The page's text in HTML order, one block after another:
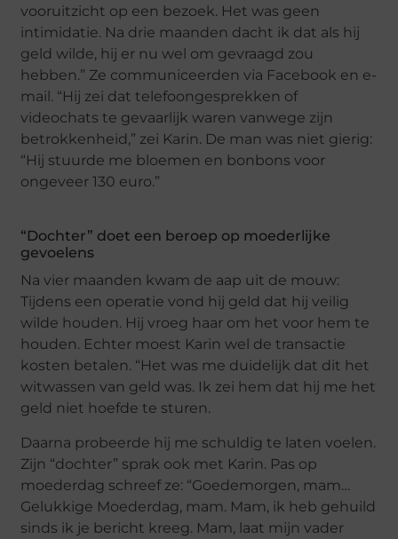
vooruitzicht op een bezoek. Het was geen
intimidatie. Na drie maanden dacht ik dat als hij
geld wilde, hij er nu wel om gevraagd zou
hebben.” Ze communiceerden via Facebook en e-
mail. “Hij zei dat telefoongesprekken of
videochats te gevaarlijk waren vanwege zijn
betrokkenheid,” zei Karin. De man was niet gierig:
“Hij stuurde me bloemen en bonbons voor
ongeveer 130 euro.”
“Dochter” doet een beroep op moederlijke
gevoelens
Na vier maanden kwam de aap uit de mouw:
Tijdens een operatie vond hij geld dat hij veilig
wilde houden. Hij vroeg haar om het voor hem te
houden. Echter moest Karin wel de transactie
kosten betalen. “Het was me duidelijk dat dit het
witwassen van geld was. Ik zei hem dat hij me het
geld niet hoefde te sturen.
Daarna probeerde hij me schuldig te laten voelen.
Zijn “dochter” sprak ook met Karin. Pas op
moederdag schreef ze: “Goedemorgen, mam…
Gelukkige Moederdag, mam. Mam, ik heb gehuild
sinds ik je bericht kreeg. Mam, laat mijn vader